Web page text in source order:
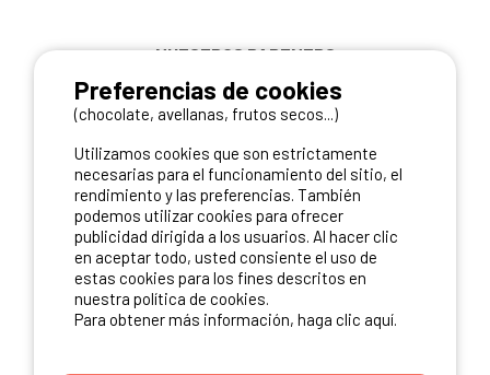
NUESTROS PARTNERS
Preferencias de cookies
(chocolate, avellanas, frutos secos...)
Utilizamos cookies que son estrictamente
necesarias para el funcionamiento del sitio, el
rendimiento y las preferencias. También
podemos utilizar cookies para ofrecer
publicidad dirigida a los usuarios. Al hacer clic
en aceptar todo, usted consiente el uso de
estas cookies para los fines descritos en
nuestra política de cookies.
Para obtener más información, haga clic aquí.